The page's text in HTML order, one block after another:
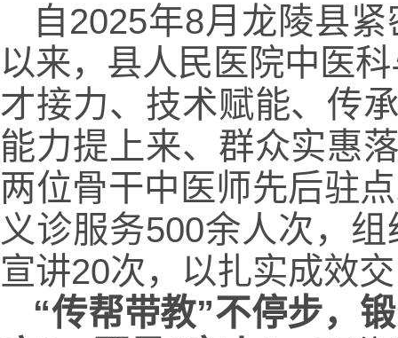
自2025年8月龙陵县
以来，县人民医院中医
才接力、技术赋能、传
能力提上来、群众实惠
两位骨干中医师先后驻
义诊服务500余人次，
宣讲20次，以扎实成效
“传帮带教”不停步，